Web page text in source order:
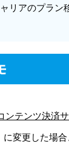
リアのプラン
ンテンツ決済
変更した場